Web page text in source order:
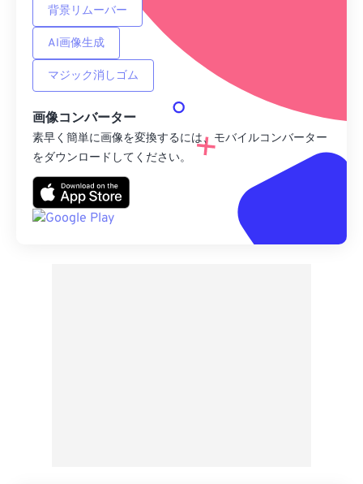
背景リムーバー
AI画像生成
マジック消しゴム
画像コンバーター
素早く簡単に画像を変換するには、モバイルコンバーター
をダウンロードしてください。